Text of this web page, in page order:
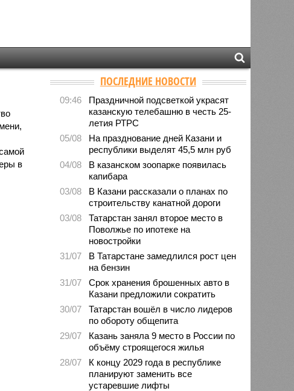
в
ПОСЛЕДНИЕ НОВОСТИ
09:46
Праздничной подсветкой украсят
казанскую телебашню в честь 25-
летия РТРС
05/08
На празднование дней Казани и
республики выделят 45,5 млн руб
04/08
В казанском зоопарке появилась
капибара
03/08
В Казани рассказали о планах по
строительству канатной дороги
03/08
Татарстан занял второе место в
Поволжье по ипотеке на
новостройки
31/07
В Татарстане замедлился рост цен
на бензин
31/07
Срок хранения брошенных авто в
Казани предложили сократить
30/07
Татарстан вошёл в число лидеров
по обороту общепита
29/07
Казань заняла 9 место в России по
объёму строящегося жилья
28/07
К концу 2029 года в республике
планируют заменить все
устаревшие лифты